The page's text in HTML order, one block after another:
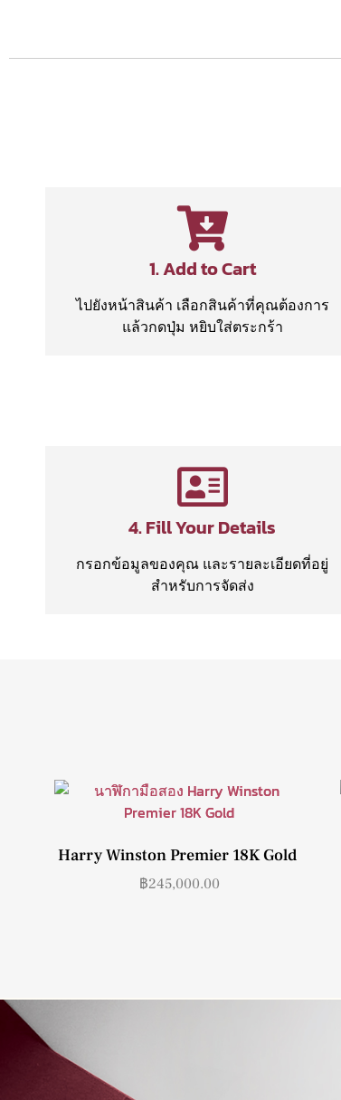
1. Add to Cart
ไปยังหน้าสินค้า เลือกสินค้าที่คุณต้องการ
แล้วกดปุ่ม หยิบใส่ตระกร้า
4. Fill Your Details
กรอกข้อมูลของคุณ และรายละเอียดที่อยู่
สำหรับการจัดส่ง
Harry Winston Premier 18K Gold
฿245,000.00